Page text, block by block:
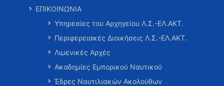
ΕΠΙΚΟΙΝΩΝΙΑ
Υπηρεσίες του Αρχηγείου Λ.Σ.-ΕΛ.ΑΚΤ.
Περιφερειακές Διοικήσεις Λ.Σ.-ΕΛ.ΑΚΤ.
Λιμενικές Αρχές
Ακαδημίες Εμπορικού Ναυτικού
Έδρες Ναυτιλιακών Ακολούθων